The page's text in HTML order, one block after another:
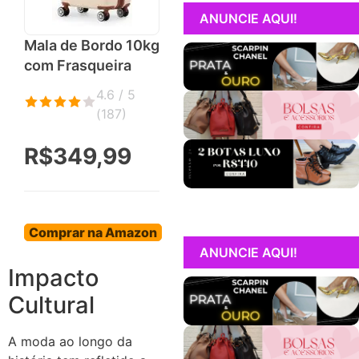
Mala de Bordo 10kg
com Frasqueira
4.6 / 5
(187)
R$349,99
Comprar na Amazon
Impacto
Cultural
A moda ao longo da
ANUNCIE AQUI!
ANUNCIE AQUI!